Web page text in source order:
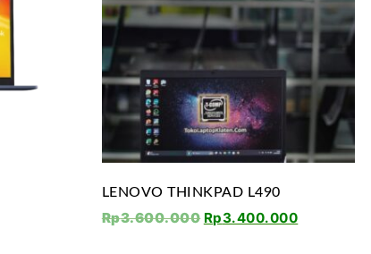
LENOVO THINKPAD L490
Rp3.600.000 Rp3.400.000